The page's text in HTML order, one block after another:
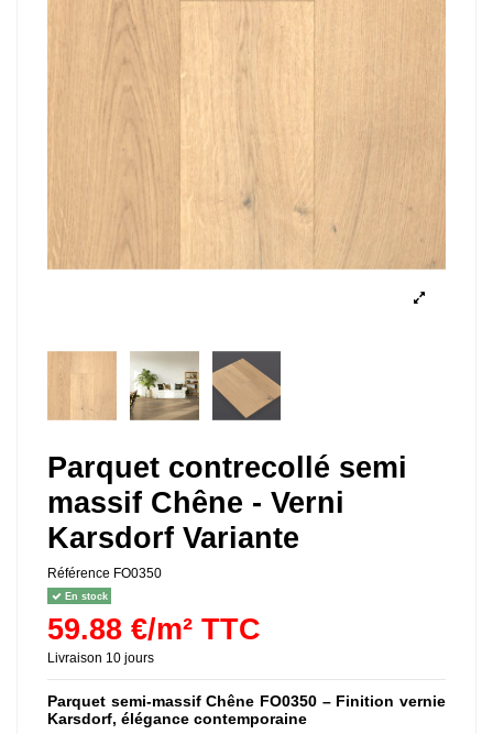
Parquet contrecollé semi
massif Chêne - Verni
Karsdorf Variante
Référence FO0350
En stock
59.88 €/m² TTC
Livraison 10 jours
Parquet semi-massif Chêne FO0350 – Finition vernie
Karsdorf, élégance contemporaine